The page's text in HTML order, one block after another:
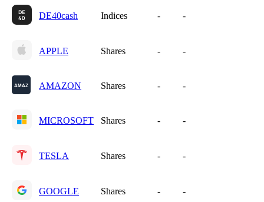
DE40cash Indices - -
APPLE Shares - -
AMAZON Shares - -
MICROSOFT Shares - -
TESLA Shares - -
GOOGLE Shares - -